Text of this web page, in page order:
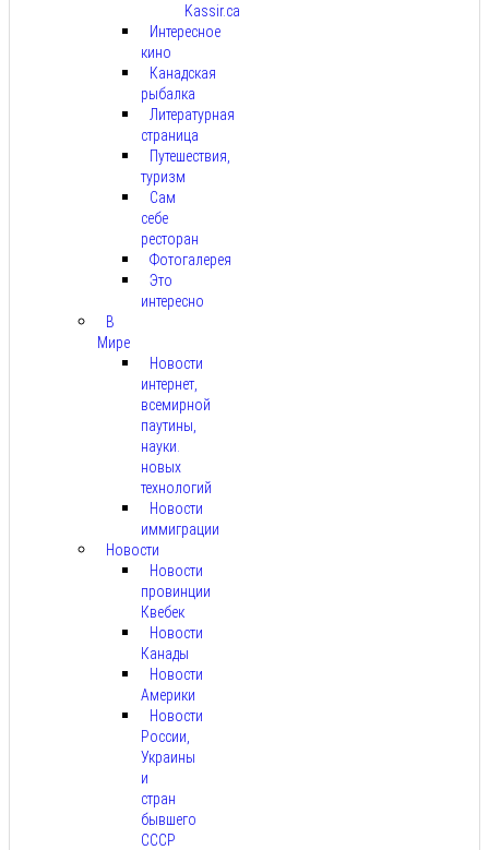
Kassir.ca
Интересное
кино
Канадская
рыбалка
Литературная
страница
Путешествия,
туризм
Сам
себе
ресторан
Фотогалерея
Это
интересно
В
Мире
Новости
интернет,
всемирной
паутины,
науки.
новых
технологий
Новости
иммиграции
Новости
Новости
провинции
Квебек
Новости
Канады
Новости
Америки
Новости
России,
Украины
и
стран
бывшего
СССР